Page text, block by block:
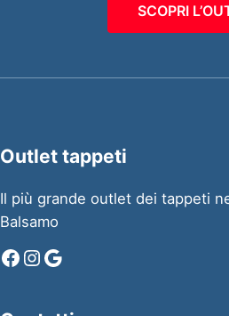
SCOPRI
Outlet tappeti
Il più grande outlet dei tappeti
Balsamo
Facebook
Instagram
Google